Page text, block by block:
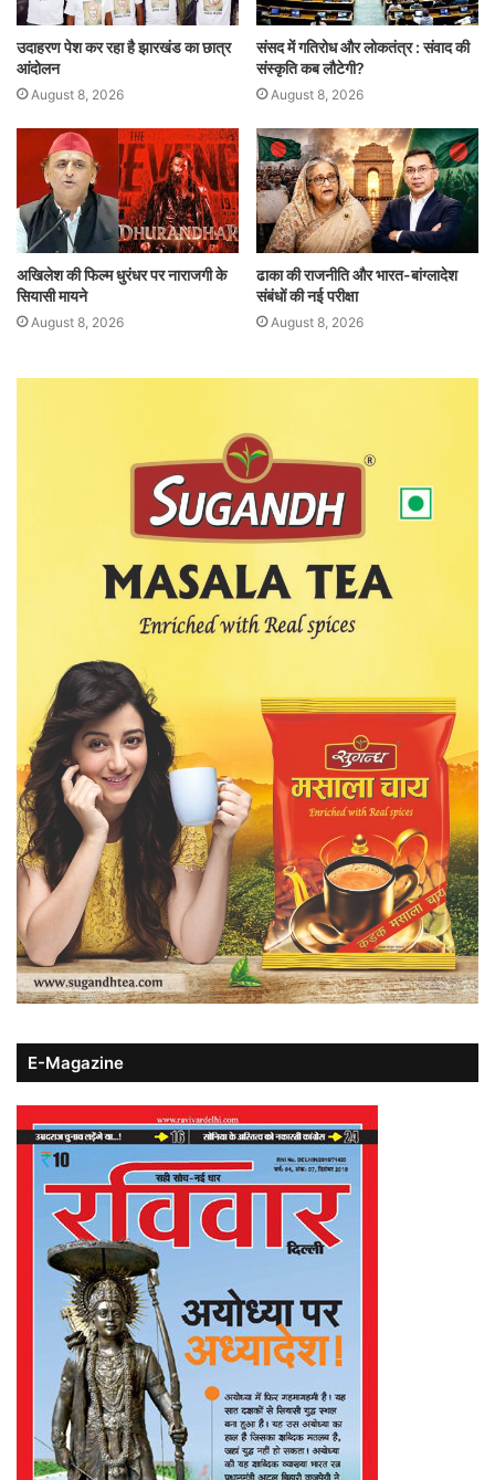
उदाहरण पेश कर रहा है झारखंड का छात्र
आंदोलन
August 8, 2026
संसद में गतिरोध और लोकतंत्र : संवाद की
संस्कृति कब लौटेगी?
August 8, 2026
अखिलेश की फिल्म धुरंधर पर नाराजगी के
सियासी मायने
August 8, 2026
ढाका की राजनीति और भारत-बांग्लादेश
संबंधों की नई परीक्षा
August 8, 2026
E-Magazine